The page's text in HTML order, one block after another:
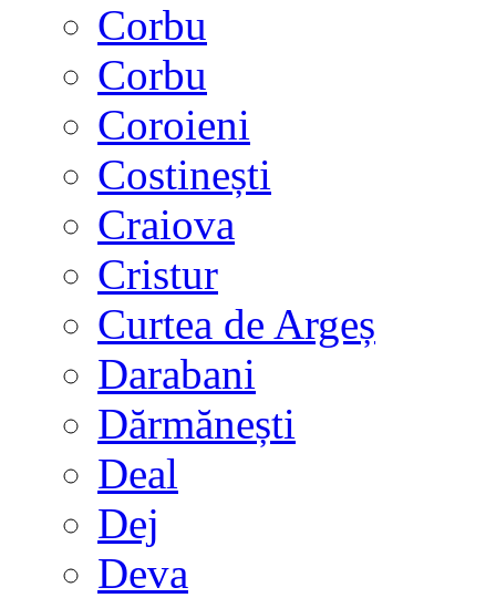
Corbu
Corbu
Coroieni
Costinești
Craiova
Cristur
Curtea de Argeș
Darabani
Dărmănești
Deal
Dej
Deva